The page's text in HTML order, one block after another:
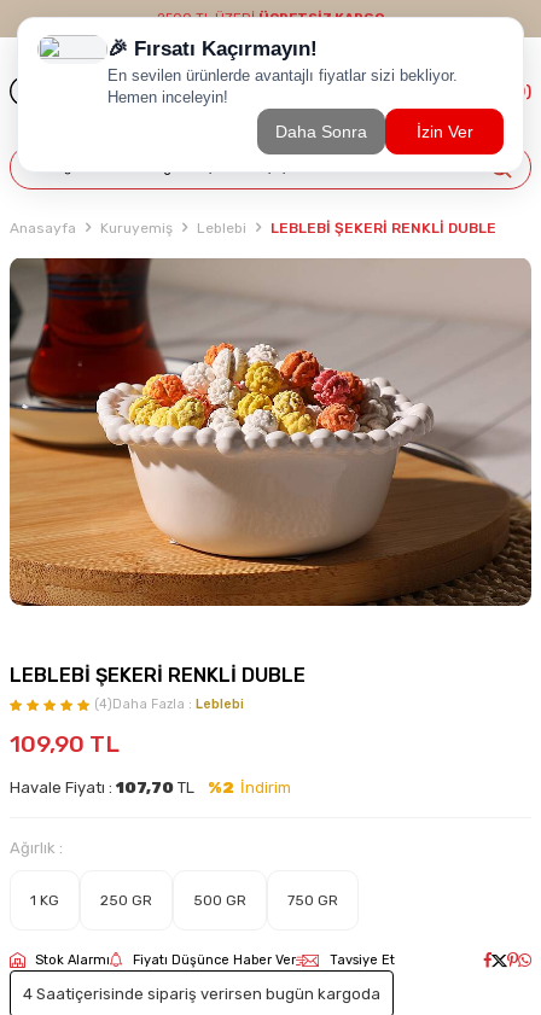
2500 TL ÜZERİÜCRETSİZ KARGO
0)
Anasayfa Kuruyemiş Leblebi LEBLEBİ ŞEKERİ RENKLİ DUBLE
LEBLEBİ ŞEKERİ RENKLİ DUBLE
(4) Daha Fazla : Leblebi
109,90 TL
Havale Fiyatı : 107,70 TL %2 İndirim
Ağırlık :
1 KG 250 GR 500 GR 750 GR
Stok Alarmı Fiyatı Düşünce Haber Ver Tavsiye Et
4 Saatiçerisinde sipariş verirsen bugün kargoda